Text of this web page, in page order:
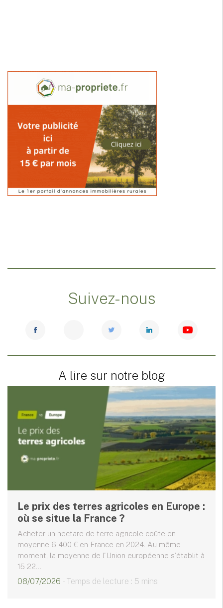
Suivez-nous
A lire sur notre blog
Le prix des terres agricoles en Europe :
où se situe la France ?
Acheter un hectare de terre agricole coûte en
moyenne 6 400 € en France en 2024. Au même
moment, la moyenne de l'Union européenne s'établit à
15 22...
08/07/2026 - Temps de lecture : 5 mins